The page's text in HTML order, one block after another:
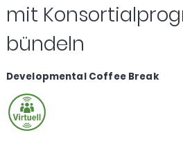
mit
bündeln
Developmental Coffee Break